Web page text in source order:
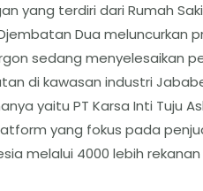
yang terdiri dari Rumah
Dua meluncurkan
sedang menyelesaikan
di kawasan industri
yaitu PT Karsa Inti Tuju
yang fokus pada
melalui 4000 lebih